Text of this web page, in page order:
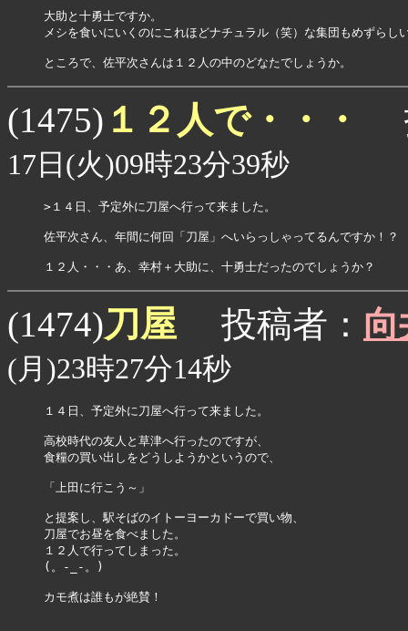
大助と十勇士ですか。
メシを食いにいくのにこれほどナチュラル（笑）な集団もめずらし
ところで、佐平次さんは１２人の中のどなたでしょうか。
(1475) １２人で・・・
17日(火)09時23分39秒
>１４日、予定外に刀屋へ行って来ました。
佐平次さん、年間に何回「刀屋」へいらっしゃってるんですか！？
１２人・・・あ、幸村＋大助に、十勇士だったのでしょうか？
(1474)刀屋 投稿者：
(月)23時27分14秒
１４日、予定外に刀屋へ行って来ました。
高校時代の友人と草津へ行ったのですが、
食糧の買い出しをどうしようかというので、
「上田に行こう～」
と提案し、駅そばのイトーヨーカドーで買い物、
刀屋でお昼を食べました。
１２人で行ってしまった。
(。-_-。)
カモ煮は誰もが絶賛！